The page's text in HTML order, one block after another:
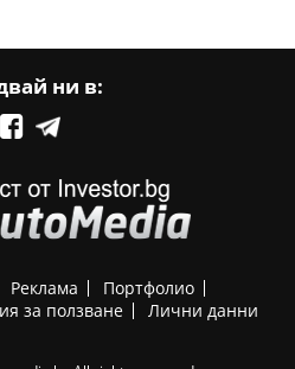
ни в:
Реклама
Портфолио
за ползване Лични данни